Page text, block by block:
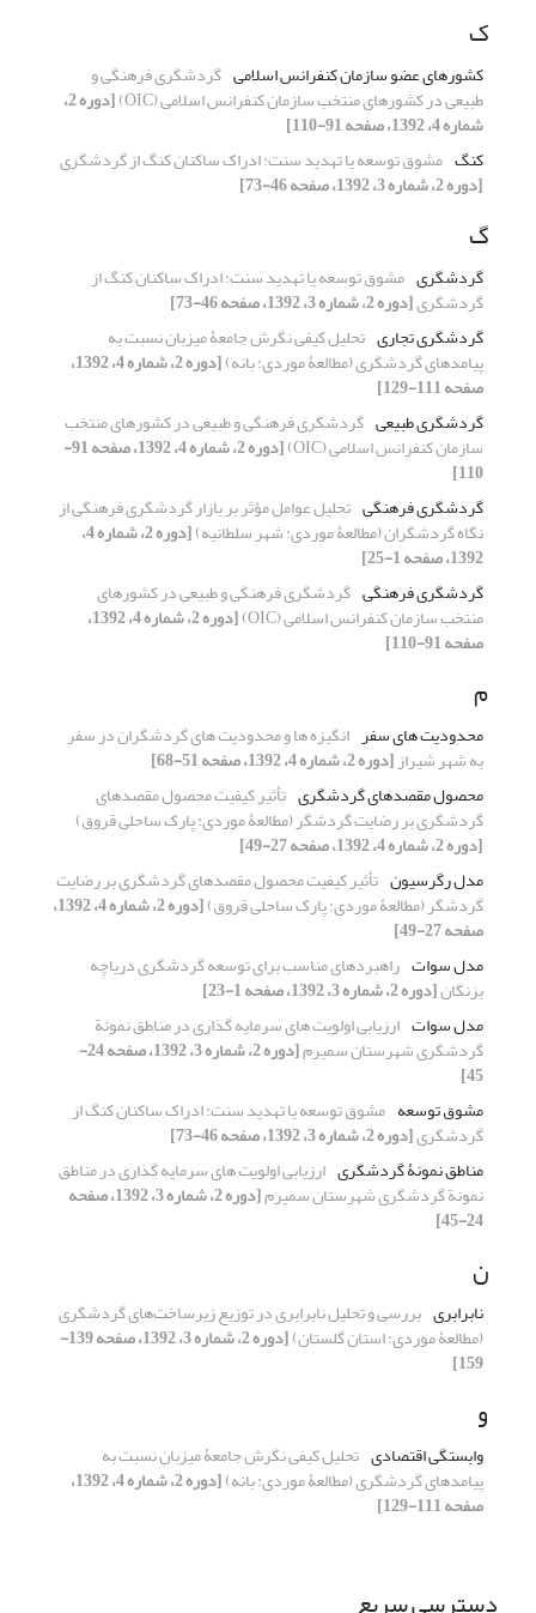
ک
کشورهای عضو سازمان کنفرانس اسلامی گردشگری فرهنگی و
طبیعی در کشورهای منتخب سازمان کنفرانس اسلامی (OIC) [دوره 2،
شماره 4، 1392، صفحه 91-110]
کنگ مشوق توسعه یا تهدید سنت: ادراک ساکنان کنگ از گردشگری
[دوره 2، شماره 3، 1392، صفحه 46-73]
گ
گردشگری مشوق توسعه یا تهدید سنت: ادراک ساکنان کنگ از
گردشگری[دوره 2، شماره 3، 1392، صفحه 46-73]
گردشگری تجاری تحلیل کیفی نگرش جامعۀ میزبان نسبت به
پیامدهای گردشگری (مطالعۀ موردی: بانه) [دوره 2، شماره 4، 1392،
صفحه 111-129]
گردشگری طبیعی گردشگری فرهنگی و طبیعی در کشورهای منتخب
سازمان کنفرانس اسلامی (OIC) [دوره 2، شماره 4، 1392، صفحه 91-
110]
گردشگری فرهنگی تحلیل عوامل مؤثر بر بازار گردشگری فرهنگی از
نگاه گردشگران (مطالعۀ موردی: شهر سلطانیه) [دوره 2، شماره 4،
1392، صفحه 1-25]
گردشگری فرهنگی گردشگری فرهنگی و طبیعی در کشورهای
منتخب سازمان کنفرانس اسلامی (OIC) [دوره 2، شماره 4، 1392،
صفحه 91-110]
م
محدودیت های سفر انگیزه ها و محدودیت های گردشگران در سفر
به شهر شیراز[دوره 2، شماره 4، 1392، صفحه 51-68]
محصول مقصدهای گردشگری تأثیر کیفیت محصول مقصدهای
گردشگری بر رضایت گردشگر (مطالعۀ موردی: پارک ساحلی قروق)
[دوره 2، شماره 4، 1392، صفحه 27-49]
مدل رگرسیون تأثیر کیفیت محصول مقصدهای گردشگری بر رضایت
گردشگر (مطالعۀ موردی: پارک ساحلی قروق) [دوره 2، شماره 4، 1392،
صفحه 27-49]
مدل سوات راهبردهای مناسب برای توسعه گردشگری دریاچه
بزنگان[دوره 2، شماره 3، 1392، صفحه 1-23]
مدل سوات ارزیابی اولویت های سرمایه گذاری در مناطق نمونة
گردشگری شهرستان سمیرم [دوره 2، شماره 3، 1392، صفحه 24-
45]
مشوق توسعه مشوق توسعه یا تهدید سنت: ادراک ساکنان کنگ از
گردشگری[دوره 2، شماره 3، 1392، صفحه 46-73]
مناطق نمونۀ گردشگری ارزیابی اولویت های سرمایه گذاری در مناطق
نمونة گردشگری شهرستان سمیرم [دوره 2، شماره 3، 1392، صفحه
24-45]
ن
نابرابری بررسی و تحلیل نابرابری در توزیع زیرساخت‌های گردشگری
(مطالعۀ موردی: استان گلستان) [دوره 2، شماره 3، 1392، صفحه 139-
159]
و
وابستگی اقتصادی تحلیل کیفی نگرش جامعۀ میزبان نسبت به
پیامدهای گردشگری (مطالعۀ موردی: بانه) [دوره 2، شماره 4، 1392،
صفحه 111-129]